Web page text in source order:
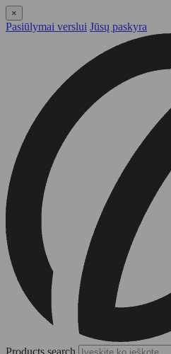
×
Pasiūlymai verslui Jūsų paskyra
Products search